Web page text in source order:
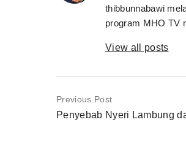
thibbunnabawi
program MHO TV
View all posts
Previous Post
Penyebab Nyeri Lambung